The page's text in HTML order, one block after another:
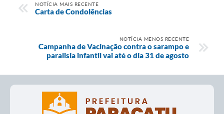
NOTÍCIA MAIS RECENTE
Carta de Condolências
NOTÍCIA MENOS RECENTE
Campanha de Vacinação contra o sarampo e
paralisia infantil vai até o dia 31 de agosto